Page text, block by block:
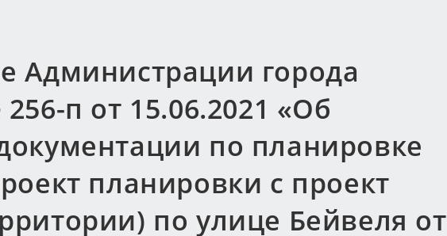
Администрации города
п от 15.06.2021 «Об
по планировке
планировки с проект
по улице Бейвеля от